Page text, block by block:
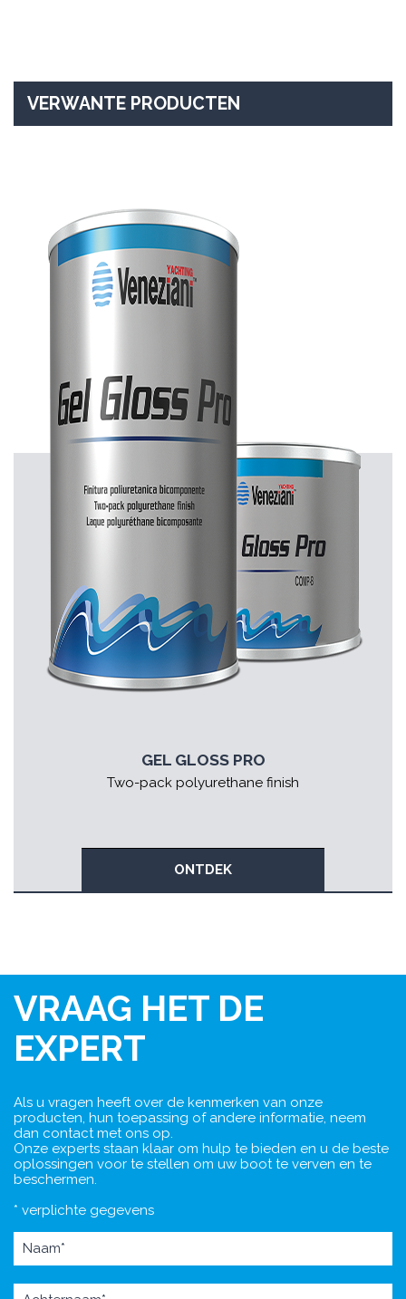
VERWANTE PRODUCTEN
GEL GLOSS PRO
Two-pack polyurethane finish
ONTDEK
VRAAG HET DE
EXPERT
Als u vragen heeft over de kenmerken van onze
producten, hun toepassing of andere informatie, neem
dan contact met ons op.
Onze experts staan klaar om hulp te bieden en u de beste
oplossingen voor te stellen om uw boot te verven en te
beschermen.
* verplichte gegevens